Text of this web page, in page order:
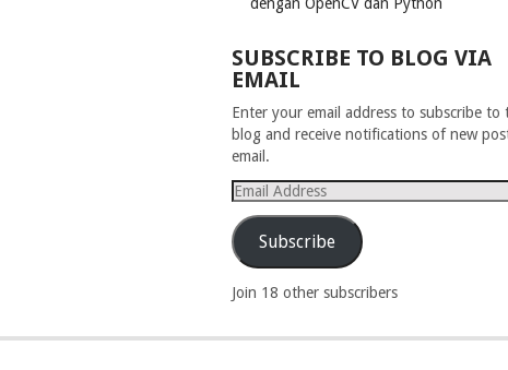
SUBSCRIBE TO BLOG VIA
EMAIL
Enter your email address to subscribe to
blog and receive notifications of new
email.
Email
Address
Subscribe
Join 18 other subscribers